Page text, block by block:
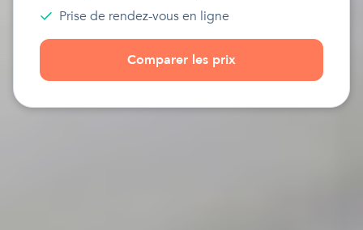
Prise de rendez-vous en ligne
Comparer les prix